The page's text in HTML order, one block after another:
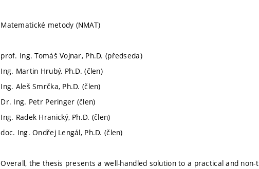
Matematické metody (NMAT)
prof. Ing. Tomáš Vojnar, Ph.D. (předseda)
Ing. Martin Hrubý, Ph.D. (člen)
Ing. Aleš Smrčka, Ph.D. (člen)
Dr. Ing. Petr Peringer (člen)
Ing. Radek Hranický, Ph.D. (člen)
doc. Ing. Ondřej Lengál, Ph.D. (člen)
Overall, the thesis presents a well-handled solution to a practical and